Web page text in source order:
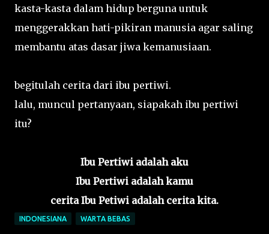
kasta-kasta dalam hidup berguna untuk
menggerakkan hati-pikiran manusia agar saling
membantu atas dasar jiwa kemanusiaan.
begitulah cerita dari ibu pertiwi.
lalu, muncul pertanyaan, siapakah ibu pertiwi
itu?
Ibu Pertiwi adalah aku
Ibu Pertiwi adalah kamu
cerita Ibu Petiwi adalah cerita kita.
INDONESIANA WARTA BEBAS